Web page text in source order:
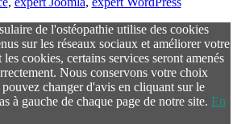
de l'ostéopathie utilise des cookies
sur les réseaux sociaux et améliorer votre
cookies, certains services seront amenés
Nous conservons votre choix
changer d'avis en cliquant sur le
à gauche de chaque page de notre site. En